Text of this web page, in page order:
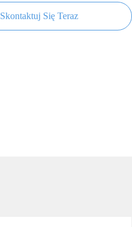
Skontaktuj Się Teraz